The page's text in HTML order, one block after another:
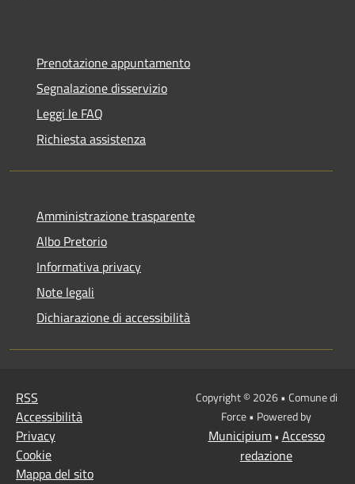
Prenotazione appuntamento
Segnalazione disservizio
Leggi le FAQ
Richiesta assistenza
Amministrazione trasparente
Albo Pretorio
Informativa privacy
Note legali
Dichiarazione di accessibilità
RSS
Accessibilità
Privacy
Cookie
Mappa del sito
Copyright © 2026 • Comune di
Force • Powered by
Municipium• Accesso
redazione